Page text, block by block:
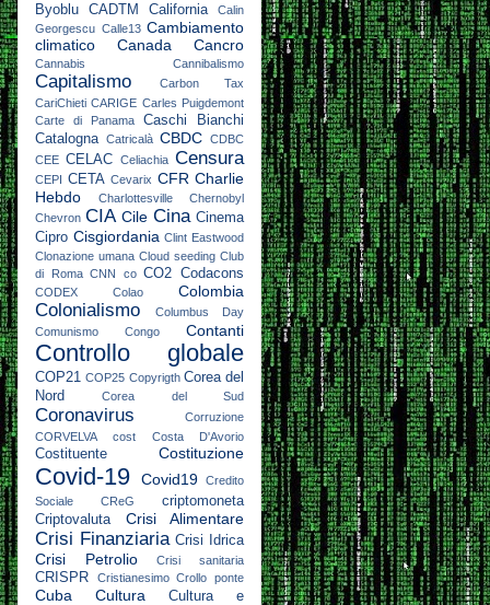
Byoblu
CADTM California
Calin
Georgescu Calle13 Cambiamento
climatico
Canada Cancro
Cannabis Cannibalismo
Capitalismo
Carbon Tax
CariChieti CARIGE Carles Puigdemont
Carte di Panama
Caschi Bianchi
Catalogna Catricalà CBDC CDBC
CEE CELAC Celiachia Censura
CEPI CETA Cevarix CFR Charlie
Hebdo
Charlottesville
Chernobyl
Chevron CIA Cile Cina Cinema
Cipro Cisgiordania Clint Eastwood
Clonazione umana Cloud seeding Club
di Roma CNN co CO2 Codacons
CODEX Colao Colombia
Colonialismo
Columbus Day
Comunismo
Congo Contanti
Controllo globale
COP21 COP25 Copyrigth Corea del
Nord
Corea del Sud
Coronavirus
Corruzione
CORVELVA
cost Costa D'Avorio
Costituente Costituzione
Covid-19 Covid19
Credito
Sociale
CReG
criptomoneta
Criptovaluta
Crisi Alimentare
Crisi Finanziaria Crisi Idrica
Crisi Petrolio Crisi sanitaria
CRISPR Cristianesimo Crollo ponte
Cuba Cultura
Cultura e